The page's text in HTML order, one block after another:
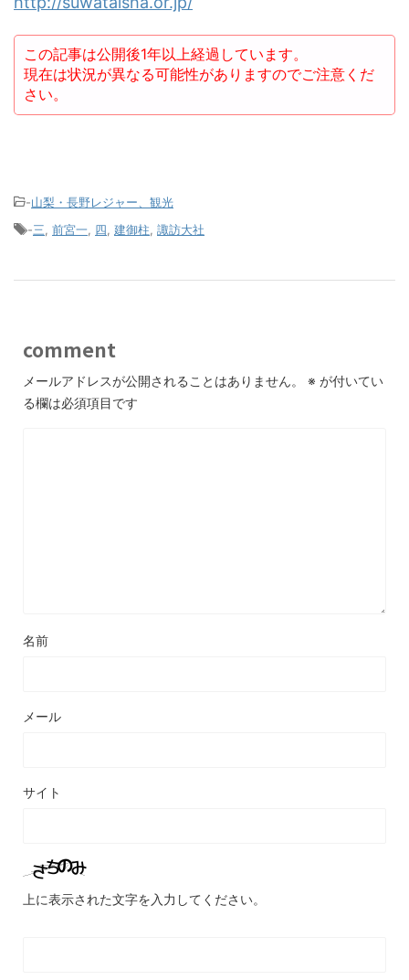
この記事は公開後1年以上経過しています。
現在は状況が異なる可能性がありますのでご注意くだ
さい。
-山梨・長野レジャー、観光
-三 前宮一 四 建御柱 諏訪大社
comment
メールアドレスが公開されることはありません。 ※ が付いてい
る欄は必須項目です
名前
メール
サイト
上に表示された文字を入力してください。